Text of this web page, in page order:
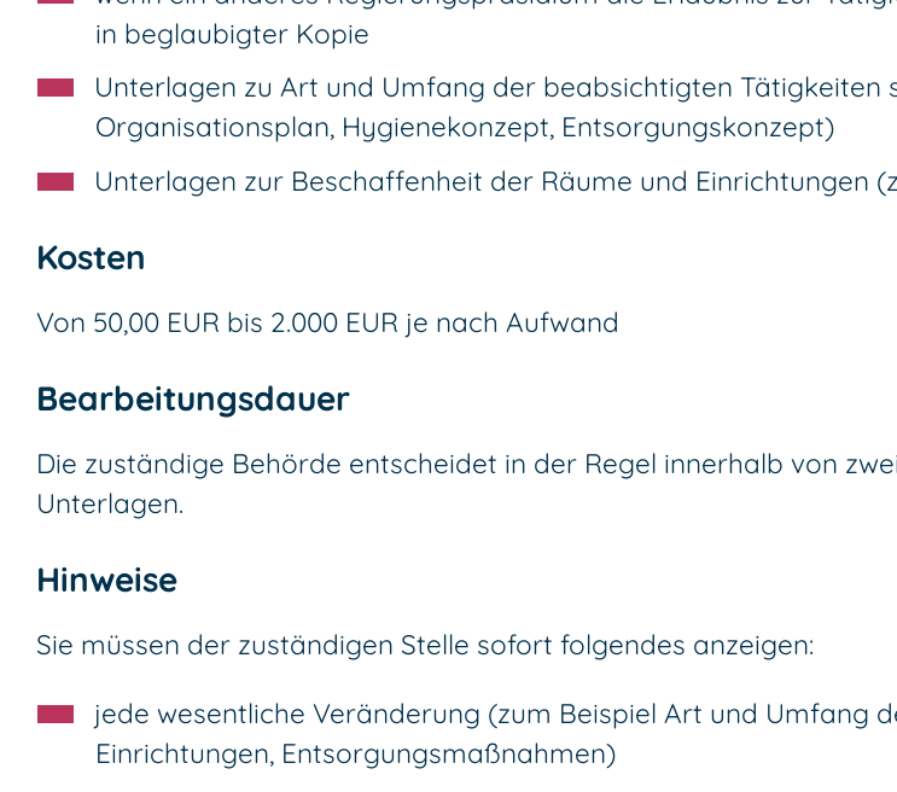
in beglaubigter Kopie
Unterlagen zu Art und Umfang der beabsichtigten
Organisationsplan, Hygienekonzept, Entsorgungskonzept)
Unterlagen zur Beschaffenheit der Räume und Einrichtungen
Kosten
Von 50,00 EUR bis 2.000 EUR je nach Aufwand
Bearbeitungsdauer
Die zuständige Behörde entscheidet in der Regel innerhalb von
Unterlagen.
Hinweise
Sie müssen der zuständigen Stelle sofort folgendes anzeigen:
jede wesentliche Veränderung (zum Beispiel Art und Umfang
Einrichtungen, Entsorgungsmaßnahmen)